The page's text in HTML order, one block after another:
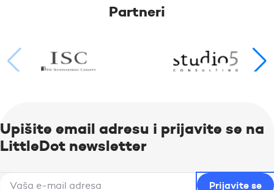
Partneri
Upišite email adresu i prijavite se na
LittleDot newsletter